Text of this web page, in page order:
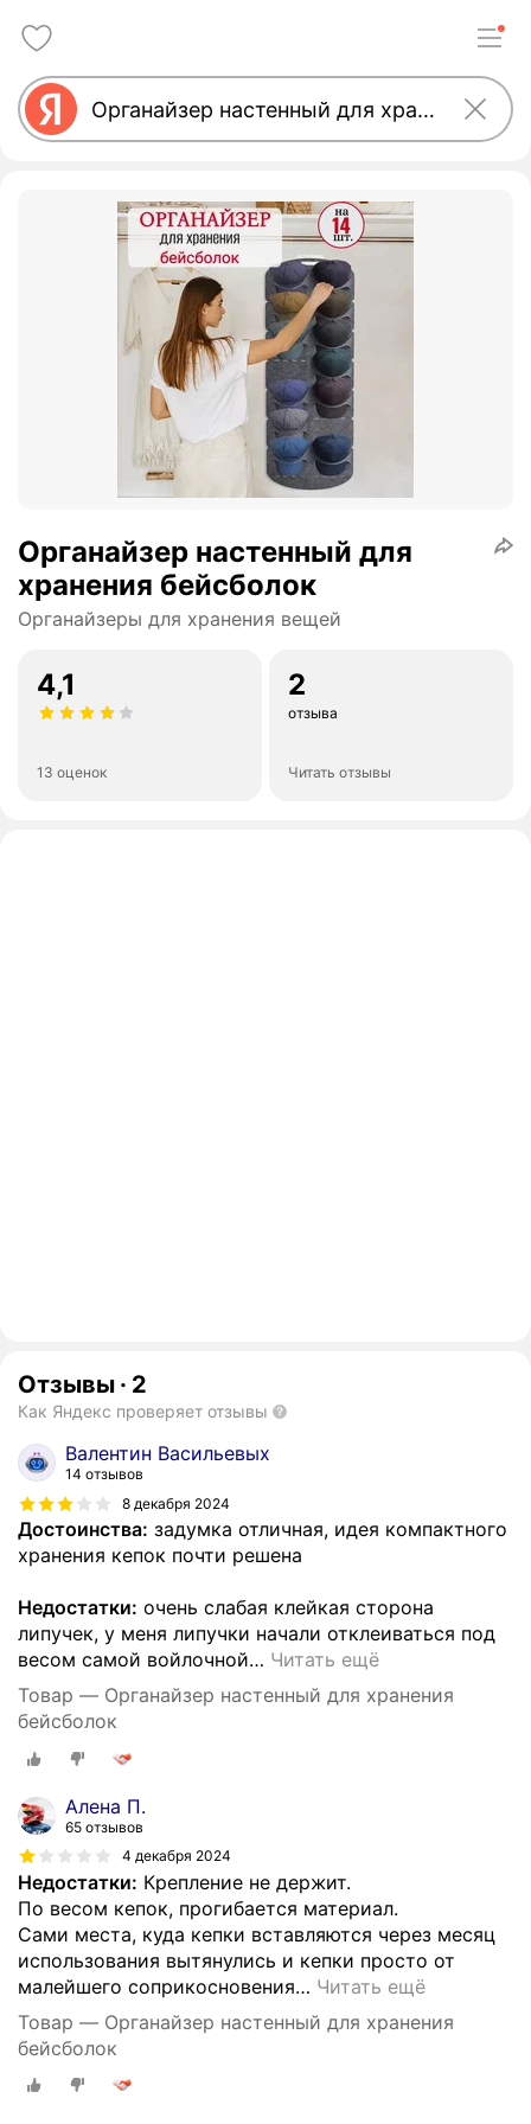
Органайзер настенный для
хранения бейсболок
Органайзеры для хранения вещей
4,1
13 оценок
2
отзыва
Читать отзывы
Отзывы · 2
Как Яндекс проверяет отзывы
Валентин Васильевых
14 отзывов
8 декабря 2024
Достоинства: задумка отличная, идея компактного
хранения кепок почти решена
Недостатки: очень слабая клейкая сторона
липучек, у меня липучки начали отклеиваться под
весом самой войлочной… Читать ещё
Товар — Органайзер настенный для хранения
бейсболок
Алена П.
65 отзывов
4 декабря 2024
Недостатки: Крепление не держит.
По весом кепок, прогибается материал.
Сами места, куда кепки вставляются через месяц
использования вытянулись и кепки просто от
малейшего соприкосновения… Читать ещё
Товар — Органайзер настенный для хранения
бейсболок